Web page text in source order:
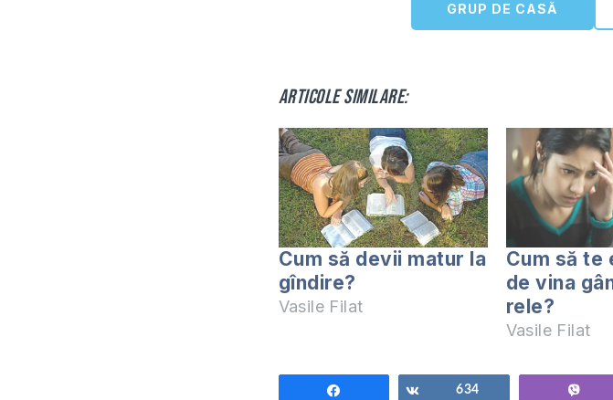
GRUP DE CASĂ
Articole similare:
Cum să devii matur la
gîndire?
Vasile Filat
Cum să te
de vina
rele?
Vasile Filat
Share634